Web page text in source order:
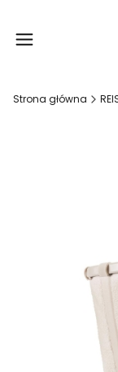
Strona główna